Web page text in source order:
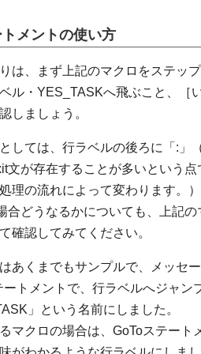
メントの使い方
は、まず上記のマクロをステッ
ル・YES_TASKへ飛ぶこと、［
しましょう。
しては、行ラベルの後ろに「:」
文が存在することが多いという
理の流れによって変わります。）
合どうなるかについても、上記
確認してみてください。
はあくまでもサンプルで、メッセ
ートメントで、行ラベルへジャ
」という名前にしました。
マクロの場合は、GoToステー